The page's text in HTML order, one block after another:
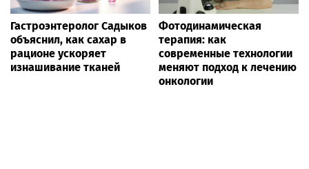
Гастроэнтеролог Садыков
объяснил, как сахар в
рационе ускоряет
изнашивание тканей
Фотодинамическая
терапия: как
современные технологии
меняют подход к лечению
онкологии